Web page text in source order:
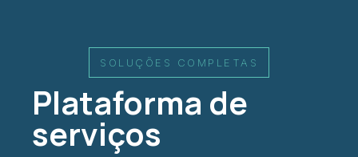
SOLUÇÕES COMPLETAS
Plataforma de
serviços